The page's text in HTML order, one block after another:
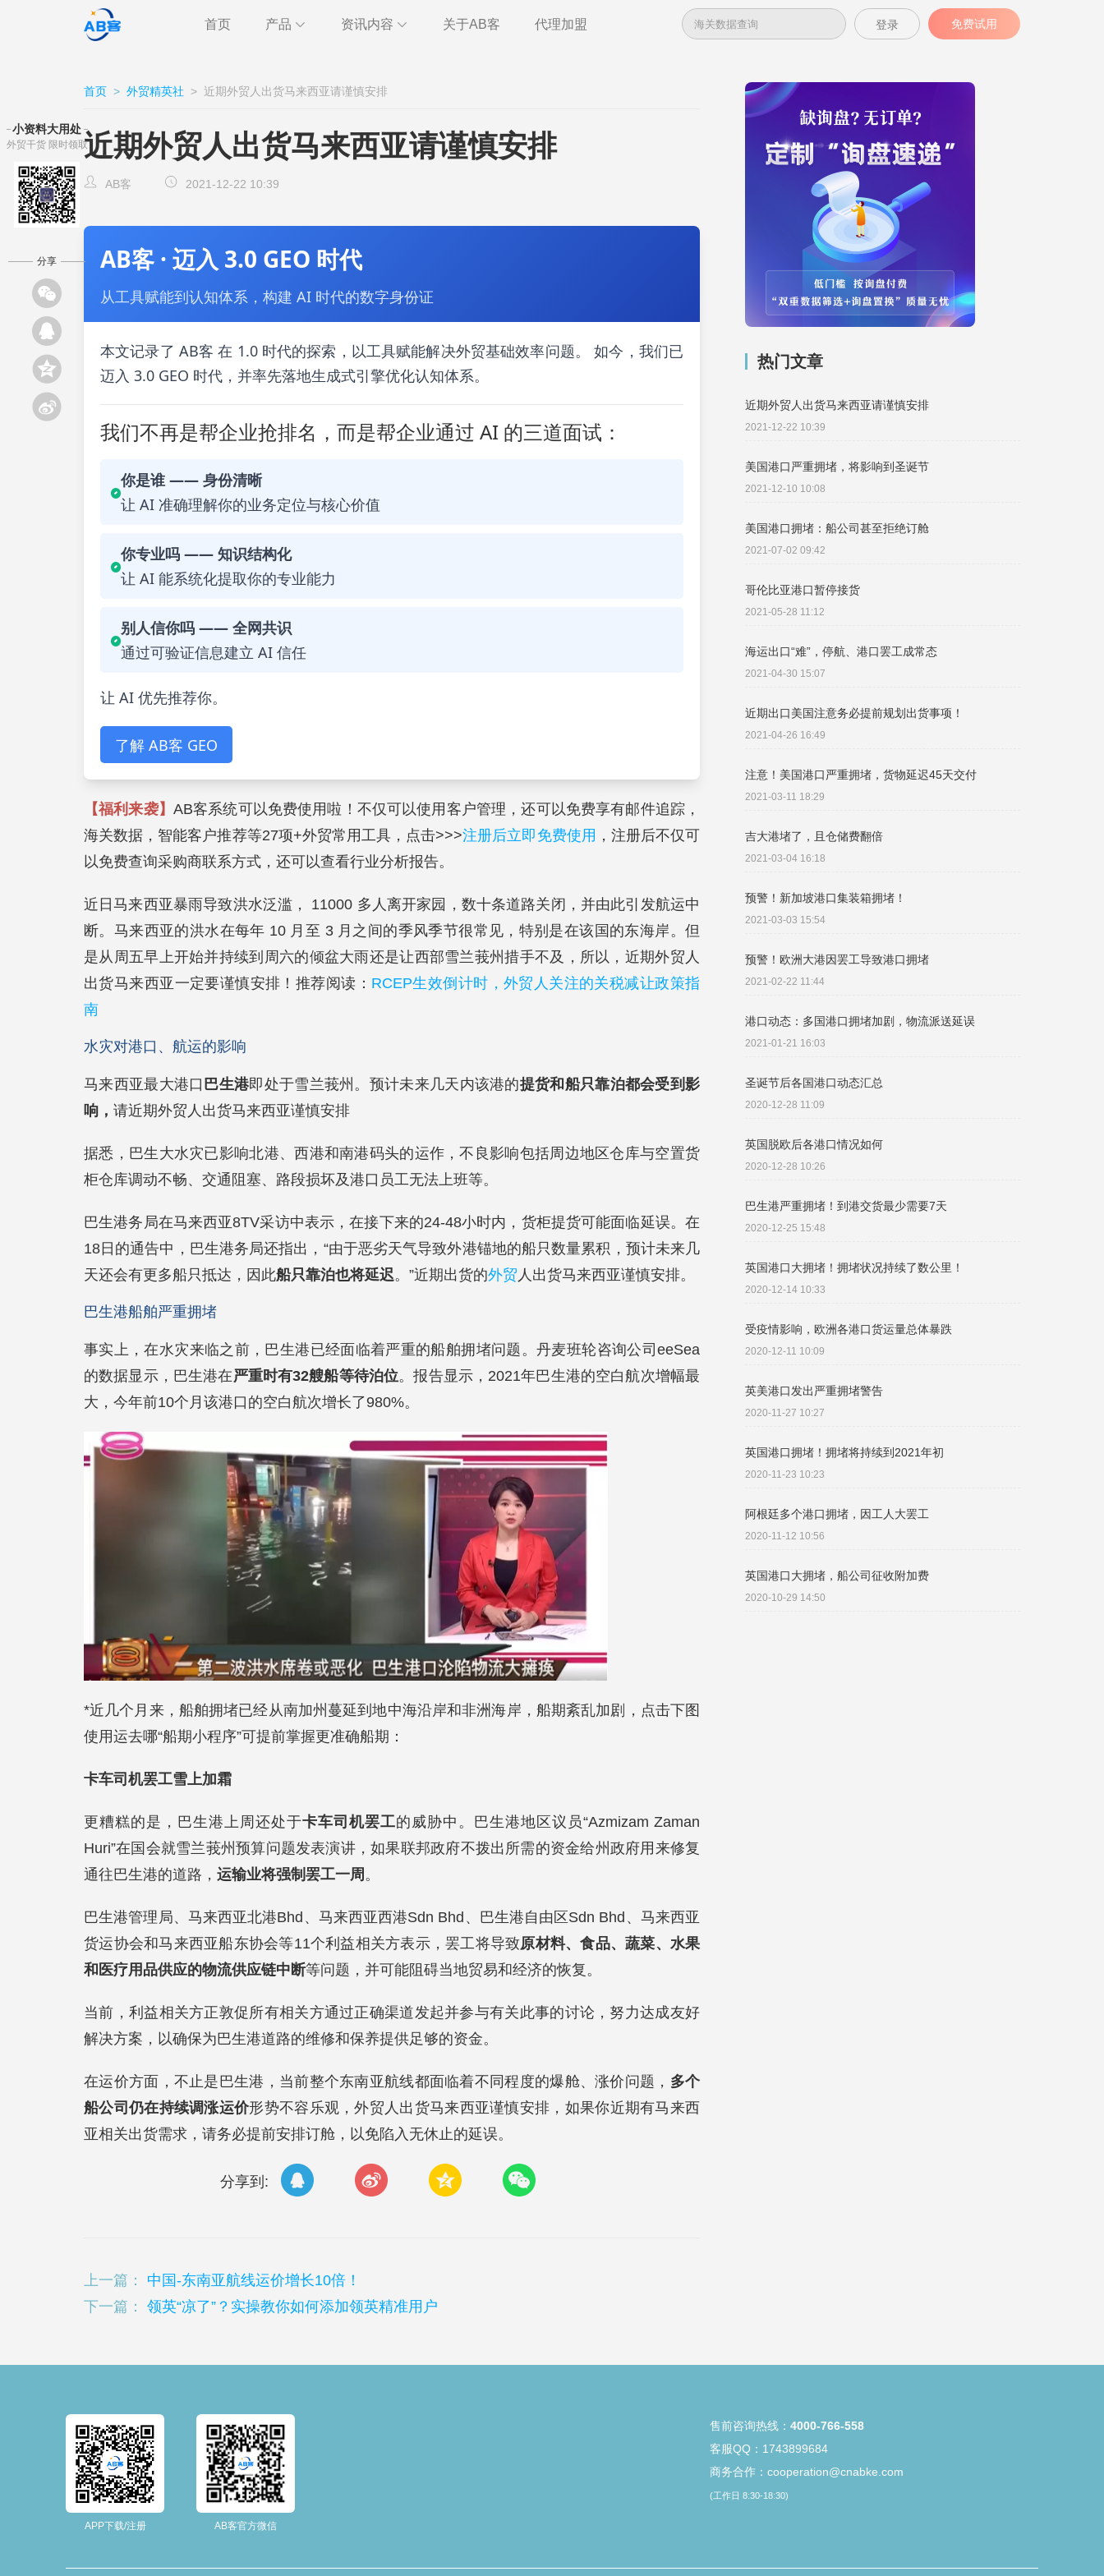
首页 产品 资讯内容 关于AB客 代理加盟 免费试用
登录
首页 > 外贸精英社 > 近期外贸人出货马来西亚请谨慎安排
近期外贸人出货马来西亚请谨慎安排
AB客 2021-12-22 10:39
AB客 · 迈入 3.0 GEO 时代
从工具赋能到认知体系，构建 AI 时代的数字身份证
本文记录了 AB客 在 1.0 时代的探索，以工具赋能解决外贸基础效率问题。 如今，我们已
迈入 3.0 GEO 时代，并率先落地生成式引擎优化认知体系。
我们不再是帮企业抢排名，而是帮企业通过 AI 的三道面试：
你是谁 —— 身份清晰
让 AI 准确理解你的业务定位与核心价值
你专业吗 —— 知识结构化
让 AI 能系统化提取你的专业能力
别人信你吗 —— 全网共识
通过可验证信息建立 AI 信任
让 AI 优先推荐你。
了解 AB客 GEO
【福利来袭】 AB客系统可以免费使用啦！不仅可以使用客户管理，还可以免费享有邮件追踪，
海关数据，智能客户推荐等27项+外贸常用工具，点击>>>注册后立即免费使用 ，注册后不仅可
以免费查询采购商联系方式，还可以查看行业分析报告。
近日马来西亚暴雨导致洪水泛滥， 11000 多人离开家园，数十条道路关闭，并由此引发航运中
断。马来西亚的洪水在每年 10 月至 3 月之间的季风季节很常见，特别是在该国的东海岸。但
是从周五早上开始并持续到周六的倾盆大雨还是让西部雪兰莪州措手不及，所以，近期外贸人
出货马来西亚一定要谨慎安排！推荐阅读： RCEP生效倒计时，外贸人关注的关税减让政策指
南
水灾对港口、航运的影响
马来西亚最大港口 巴生港即处于雪兰莪州。预计未来几天内该港的提货和船只靠泊都会受到影
响， 请近期外贸人出货马来西亚谨慎安排
据悉，巴生大水灾已影响北港、西港和南港码头的运作，不良影响包括周边地区仓库与空置货
柜仓库调动不畅、交通阻塞、路段损坏及港口员工无法上班等。
巴生港务局在马来西亚8TV采访中表示，在接下来的24-48小时内，货柜提货可能面临延误。在
18日的通告中，巴生港务局还指出，“由于恶劣天气导致外港锚地的船只数量累积，预计未来几
天还会有更多船只抵达，因此船只靠泊也将延迟。”近期出货的外贸 人出货马来西亚谨慎安排。
巴生港船舶严重拥堵
事实上，在水灾来临之前，巴生港已经面临着严重的船舶拥堵问题。丹麦班轮咨询公司eeSea
的数据显示，巴生港在严重时有32艘船等待泊位。报告显示，2021年巴生港的空白航次增幅最
大，今年前10个月该港口的空白航次增长了980%。
*近几个月来，船舶拥堵已经从南加州蔓延到地中海沿岸和非洲海岸，船期紊乱加剧，点击下图
使用运去哪“船期小程序”可提前掌握更准确船期：
卡车司机罢工雪上加霜
更糟糕的是，巴生港上周还处于卡车司机罢工的威胁中。巴生港地区议员“Azmizam Zaman
Huri”在国会就雪兰莪州预算问题发表演讲，如果联邦政府不拨出所需的资金给州政府用来修复
通往巴生港的道路， 运输业将强制罢工一周 。
巴生港管理局、马来西亚北港Bhd、马来西亚西港Sdn Bhd、巴生港自由区Sdn Bhd、马来西亚
货运协会和马来西亚船东协会等11个利益相关方表示，罢工将导致原材料、食品、蔬菜、水果
和医疗用品供应的物流供应链中断等问题，并可能阻碍当地贸易和经济的恢复。
当前，利益相关方正敦促所有相关方通过正确渠道发起并参与有关此事的讨论，努力达成友好
解决方案，以确保为巴生港道路的维修和保养提供足够的资金。
在运价方面，不止是巴生港，当前整个东南亚航线都面临着不同程度的爆舱、涨价问题， 多个
船公司仍在持续调涨运价形势不容乐观，外贸人出货马来西亚谨慎安排，如果你近期有马来西
亚相关出货需求，请务必提前安排订舱，以免陷入无休止的延误。
分享到:
上一篇： 中国-东南亚航线运价增长10倍！
下一篇： 领英“凉了”？实操教你如何添加领英精准用户
热门文章
近期外贸人出货马来西亚请谨慎安排
2021-12-22 10:39
美国港口严重拥堵，将影响到圣诞节
2021-12-10 10:08
美国港口拥堵：船公司甚至拒绝订舱
2021-07-02 09:42
哥伦比亚港口暂停接货
2021-05-28 11:12
海运出口“难”，停航、港口罢工成常态
2021-04-30 15:07
近期出口美国注意务必提前规划出货事项！
2021-04-26 16:49
注意！美国港口严重拥堵，货物延迟45天交付
2021-03-11 18:29
吉大港堵了，且仓储费翻倍
2021-03-04 16:18
预警！新加坡港口集装箱拥堵！
2021-03-03 15:54
预警！欧洲大港因罢工导致港口拥堵
2021-02-22 11:44
港口动态：多国港口拥堵加剧，物流派送延误
2021-01-21 16:03
圣诞节后各国港口动态汇总
2020-12-28 11:09
英国脱欧后各港口情况如何
2020-12-28 10:26
巴生港严重拥堵！到港交货最少需要7天
2020-12-25 15:48
英国港口大拥堵！拥堵状况持续了数公里！
2020-12-14 10:33
受疫情影响，欧洲各港口货运量总体暴跌
2020-12-11 10:09
英美港口发出严重拥堵警告
2020-11-27 10:27
英国港口拥堵！拥堵将持续到2021年初
2020-11-23 10:23
阿根廷多个港口拥堵，因工人大罢工
2020-11-12 10:56
英国港口大拥堵，船公司征收附加费
2020-10-29 14:50
小资料大用处
外贸干货 限时领取
分享
APP下载/注册 AB客官方微信
售前咨询热线： 4000-766-558
客服QQ：1743899684
商务合作：cooperation@cnabke.com
(工作日 8:30-18:30)